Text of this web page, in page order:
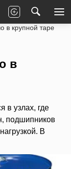
в крупной таре
в
в узлах, где
подшипников
В